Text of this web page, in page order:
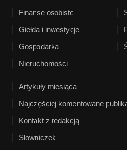
Finanse osobiste
Giełda i inwestycje
Gospodarka
Nieruchomości
Artykuły miesiąca
Najczęściej komentowane
Kontakt z redakcją
Słowniczek